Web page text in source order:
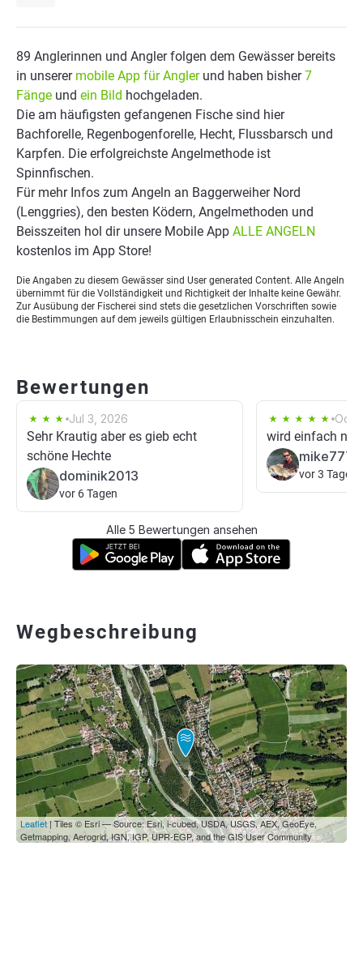
89 Anglerinnen und Angler folgen dem Gewässer bereits
in unserer mobile App für Anglerund haben bisher7
Fänge und ein Bild hochgeladen.
Die am häufigsten gefangenen Fische sind hier
Bachforelle, Regenbogenforelle, Hecht, Flussbarsch und
Karpfen. Die erfolgreichste Angelmethode ist
Spinnfischen.
Für mehr Infos zum Angeln an Baggerweiher Nord
(Lenggries), den besten Ködern, Angelmethoden und
Beisszeiten hol dir unsere Mobile App ALLE ANGELN
kostenlos im App Store!
Die Angaben zu diesem Gewässer sind User generated Content. Alle Angeln
übernimmt für die Vollständigkeit und Richtigkeit der Inhalte keine Gewähr.
Zur Ausübung der Fischerei sind stets die gesetzlichen Vorschriften sowie
die Bestimmungen auf dem jeweils gültigen Erlaubnisschein einzuhalten.
Bewertungen
Jul 3, 2026
Sehr Krautig aber es gieb echt
schöne Hechte
dominik2013
vor 6 Tagen
Oct
wird einfach nie
mike777
vor 3 Tagen
Alle 5 Bewertungen ansehen
Wegbeschreibung
Leaflet| Tiles © Esri — Source: Esri, i-cubed, USDA, USGS, AEX, GeoEye,
Getmapping, Aerogrid, IGN, IGP, UPR-EGP, and the GIS User Community